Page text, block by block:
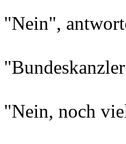
"Nein",
"Nein, noch